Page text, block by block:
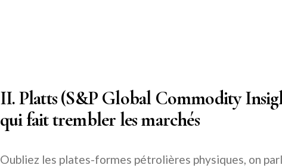
II. Platts (S&P Global Commodity
qui fait trembler les marchés
Oubliez les plates-formes pétrolières physiques, on